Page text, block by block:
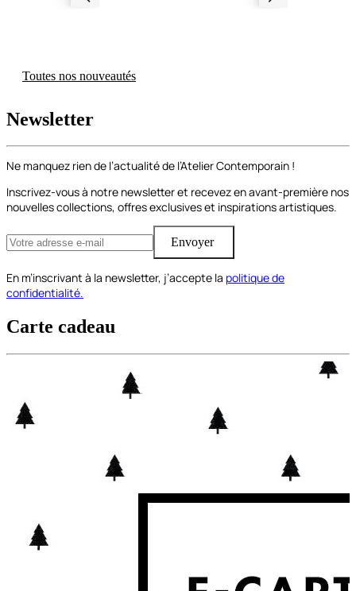
Toutes nos nouveautés
Newsletter
Ne manquez rien de l’actualité de l’Atelier Contemporain !
Inscrivez-vous à notre newsletter et recevez en avant-première nos
nouvelles collections, offres exclusives et inspirations artistiques.
Envoyer
En m’inscrivant à la newsletter, j’accepte la politique de
confidentialité.
Carte cadeau